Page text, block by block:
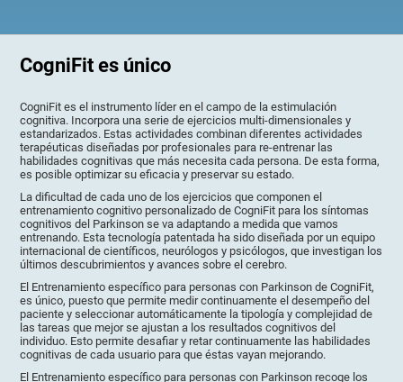
CogniFit es único
CogniFit es el instrumento líder en el campo de la estimulación
cognitiva. Incorpora una serie de ejercicios multi-dimensionales y
estandarizados. Estas actividades combinan diferentes actividades
terapéuticas diseñadas por profesionales para re-entrenar las
habilidades cognitivas que más necesita cada persona. De esta forma,
es posible optimizar su eficacia y preservar su estado.
La dificultad de cada uno de los ejercicios que componen el
entrenamiento cognitivo personalizado de CogniFit para los síntomas
cognitivos del Parkinson se va adaptando a medida que vamos
entrenando. Esta tecnología patentada ha sido diseñada por un equipo
internacional de científicos, neurólogos y psicólogos, que investigan los
últimos descubrimientos y avances sobre el cerebro.
El Entrenamiento específico para personas con Parkinson de CogniFit,
es único, puesto que permite medir continuamente el desempeño del
paciente y seleccionar automáticamente la tipología y complejidad de
las tareas que mejor se ajustan a los resultados cognitivos del
individuo. Esto permite desafiar y retar continuamente las habilidades
cognitivas de cada usuario para que éstas vayan mejorando.
El Entrenamiento específico para personas con Parkinson recoge los